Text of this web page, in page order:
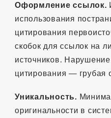
Оформление ссылок.
использования
цитирования
скобок для ссылок на
источников.
цитирования — грубая
Уникальность.
оригинальности в